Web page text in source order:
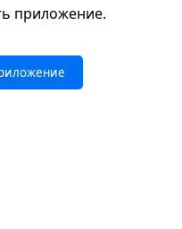
приложение.